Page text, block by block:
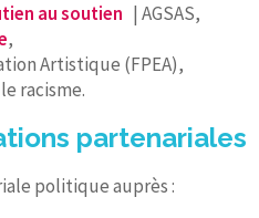
au soutien | AGSAS,
,
Artistique (FPEA),
racisme.
partenariales
politique auprès :